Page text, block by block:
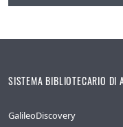
SISTEMA BIBLIOTECARIO DI
GalileoDiscovery